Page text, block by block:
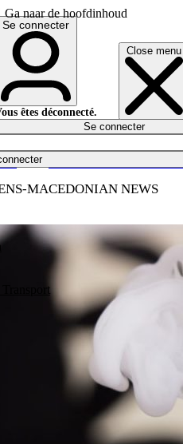
Ga naar de hoofdinhoud
Close menu
English
Deutsch
Se connecter
êtes déconnecté.
Se connecter
MACEDONIAN NEWS